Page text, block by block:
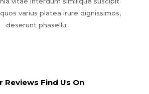
varius platea irure dignissimos,
deserunt phasellu.
Reviews Find Us On